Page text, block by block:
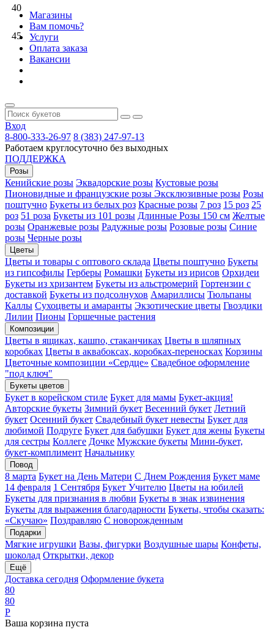
Магазины
Вам помочь?
Услуги
Оплата заказа
Вакансии
Вход
8-800-333-26-97 8 (383) 247-97-13
Работаем круглосуточно без выходных
ПОДДЕРЖКА
Розы
Кенийские розы Эквадорские розы Кустовые розы
Пионовидные и французские розы Эксклюзивные розы Розы
поштучно Букеты из белых роз Красные розы 7 роз 15 роз 25
роз 51 роза Букеты из 101 розы Длинные Розы 150 см Желтые
розы Оранжевые розы Радужные розы Розовые розы Синие
розы Черные розы
Цветы
Цветы и товары с оптового склада Цветы поштучно Букеты
из гипсофилы Герберы Ромашки Букеты из ирисов Орхидеи
Букеты из хризантем Букеты из альстромерий Гортензии с
доставкой Букеты из подсолнухов Амариллисы Тюльпаны
Каллы Сухоцветы и амаранты Экзотические цветы Гвоздики
Лилии Пионы Горшечные растения
Композиции
Цветы в ящиках, кашпо, стаканчиках Цветы в шляпных
коробках Цветы в аквабоксах, коробках-переносках Корзины
Цветочные композиции «Сердце» Свадебное оформление
"под ключ"
Букеты цветов
Букет в корейском стиле Букет для мамы Букет-акция!
Авторские букеты Зимний букет Весенний букет Летний
букет Осенний букет Свадебный букет невесты Букет для
любимой Подруге Букет для бабушки Букет для жены Букеты
для сестры Коллеге Дочке Мужские букеты Мини-букет,
букет-комплимент Начальнику
Повод
8 марта Букет на День Матери С Днем Рождения Букет маме
14 февраля 1 Сентября Букет Учителю Цветы на юбилей
Букеты для признания в любви Букеты в знак извинения
Букеты для выражения благодарности Букеты, чтобы сказать:
«Скучаю» Поздравляю С новорожденным
Подарки
Мягкие игрушки Вазы, фигурки Воздушные шары Конфеты,
шоколад Открытки, декор
Ещё
Доставка сегодня Оформление букета
80
80
Р
Ваша корзина пуста
40
45